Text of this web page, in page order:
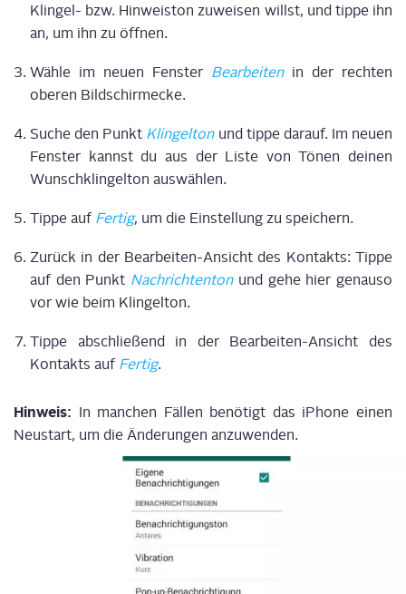
Klin­gel- bzw. Hin­weis­ton zuwei­sen willst, und tip­pe ihn
an, um ihn zu öffnen.
Wäh­le im neu­en Fens­ter Bear­bei­tenin der rech­ten
obe­ren Bildschirmecke.
Suche den Punkt Klin­gel­tonund tip­pe dar­auf. Im neu­en
Fens­ter kannst du aus der Lis­te von Tönen dei­nen
Wunsch­klin­gel­ton auswählen.
Tip­pe auf Fer­tig, um die Ein­stel­lung zu speichern.
Zurück in der Bear­bei­ten-Ansicht des Kon­takts: Tip­pe
auf den Punkt Nach­rich­ten­tonund gehe hier genau­so
vor wie beim Klingelton.
Tip­pe abschlie­ßend in der Bear­bei­ten-Ansicht des
Kon­takts auf Fer­tig.
Hin­weis: In man­chen Fäl­len benö­tigt das iPho­ne einen
Neu­start, um die Ände­run­gen anzuwenden.